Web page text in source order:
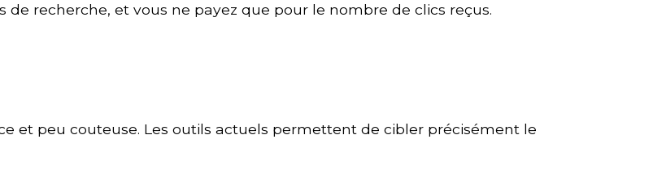
de recherche, et vous ne payez que pour le nombre de clics reçus.
et peu couteuse. Les outils actuels permettent de cibler précisément le